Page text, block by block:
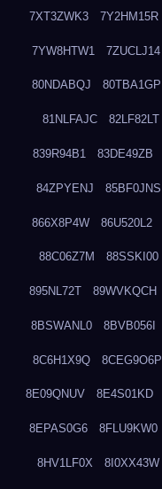
7XT3ZWK3 7Y2HM15R
7YW8HTW1 7ZUCLJ14
80NDABQJ 80TBA1GP
81NLFAJC 82LF82LT
839R94B1 83DE49ZB
84ZPYENJ 85BF0JNS
866X8P4W 86U520L2
88C06Z7M 88SSKI00
895NL72T 89WVKQCH
8BSWANL0 8BVB056I
8C6H1X9Q 8CEG9O6P
8E09QNUV 8E4S01KD
8EPAS0G6 8FLU9KW0
8HV1LF0X 8I0XX43W